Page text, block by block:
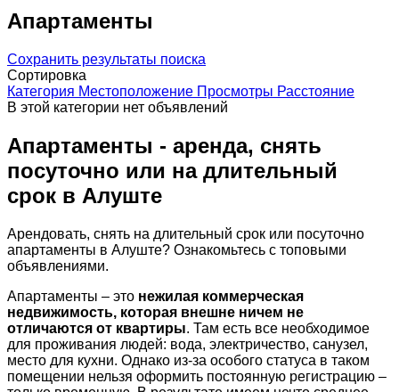
Апартаменты
Сохранить результаты поиска
Сортировка
Категория Местоположение Просмотры Расстояние
В этой категории нет объявлений
Апартаменты - аренда, снять
посуточно или на длительный
срок в Алуште
Арендовать, снять на длительный срок или посуточно
апартаменты в Алуште? Ознакомьтесь с топовыми
объявлениями.
Апартаменты – это нежилая коммерческая
недвижимость, которая внешне ничем не
отличаются от квартиры. Там есть все необходимое
для проживания людей: вода, электричество, санузел,
место для кухни. Однако из-за особого статуса в таком
помещении нельзя оформить постоянную регистрацию –